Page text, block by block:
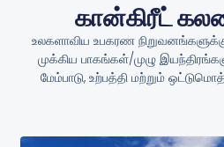
கான்கிரீட்
உலகளாவிய உபகரண
முக்கிய பாகங்கள்/முழு
மேம்பாடு, உற்பத்தி மற்றும்